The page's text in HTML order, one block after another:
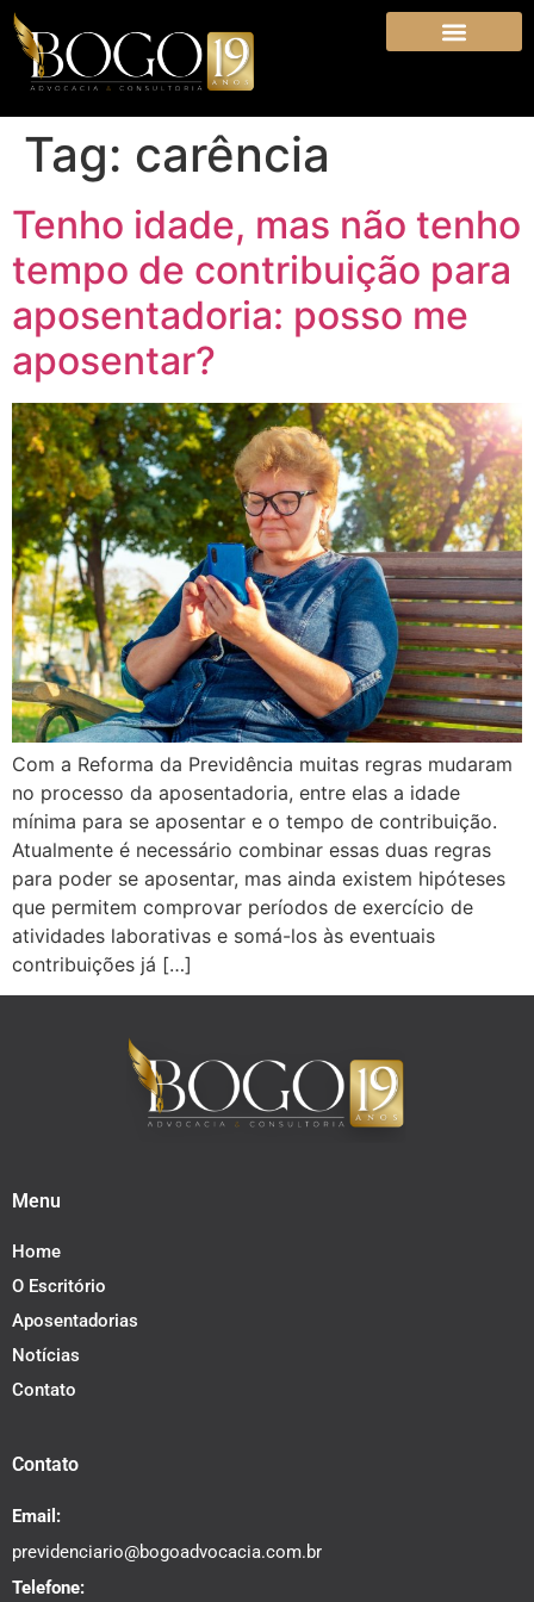
Tag: carência
Tenho idade, mas não tenho
tempo de contribuição para
aposentadoria: posso me
aposentar?
Com a Reforma da Previdência muitas regras mudaram
no processo da aposentadoria, entre elas a idade
mínima para se aposentar e o tempo de contribuição.
Atualmente é necessário combinar essas duas regras
para poder se aposentar, mas ainda existem hipóteses
que permitem comprovar períodos de exercício de
atividades laborativas e somá-los às eventuais
contribuições já […]
Menu
Home
O Escritório
Aposentadorias
Notícias
Contato
Contato
Email:
previdenciario@bogoadvocacia.com.br
Telefone: